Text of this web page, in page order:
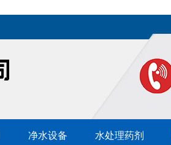
净水设备 水处理药剂